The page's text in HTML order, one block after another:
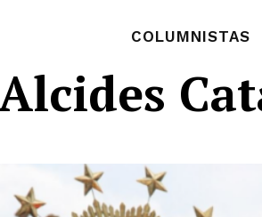
COLUMNISTAS